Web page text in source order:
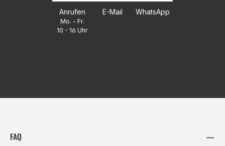
Anrufen
Mo. - Fr.
10 - 16 Uhr
E-Mail WhatsApp
FAQ